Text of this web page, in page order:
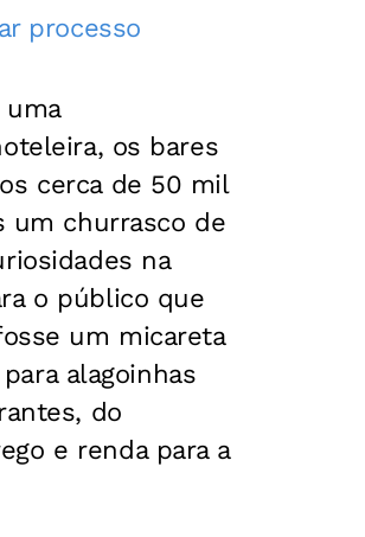
processo
uma
os bares
cerca de 50 mil
um churrasco de
na
o público que
um micareta
alagoinhas
do
e renda para a